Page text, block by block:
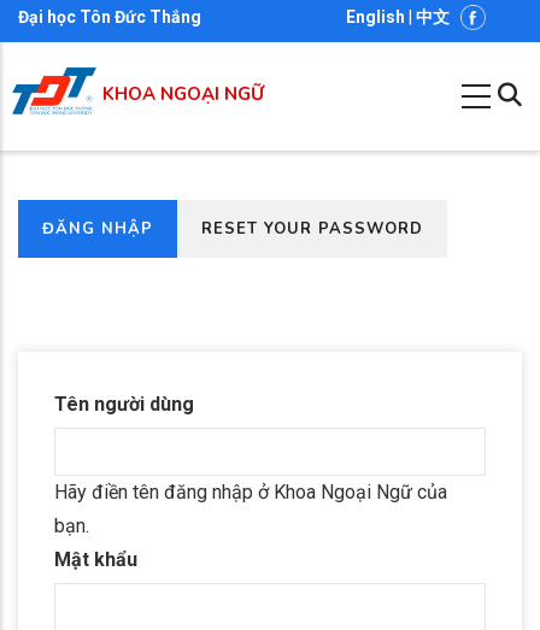
Nhảy
đến
nội
dung
Đại học Tôn Đức Thắng English 中文
KHOA NGOẠI NGỮ
Primary
ĐĂNG NHẬP RESET YOUR PASSWORD
Tên người dùng
Hãy điền tên đăng nhập ở Khoa Ngoại Ngữ của
bạn.
Mật khẩu